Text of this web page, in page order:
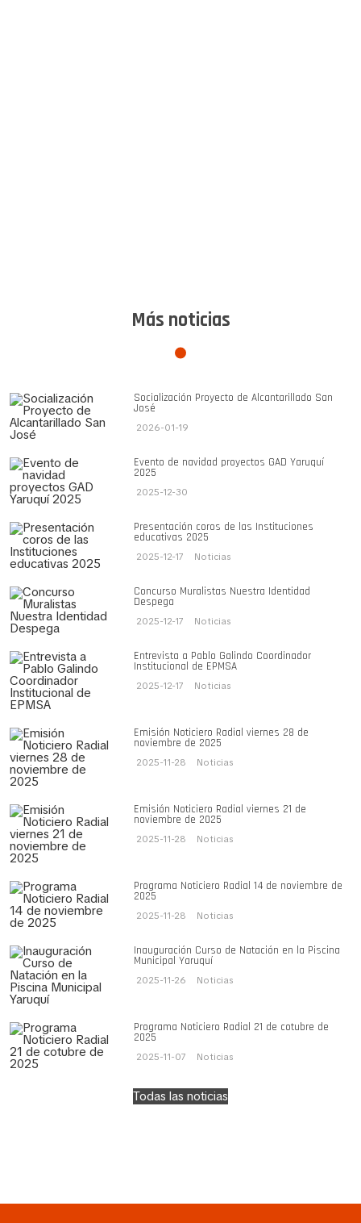
Más noticias
Socialización Proyecto de Alcantarillado San
José
2026-01-19
Evento de navidad proyectos GAD Yaruquí
2025
2025-12-30
Presentación coros de las Instituciones
educativas 2025
2025-12-17 Noticias
Concurso Muralistas Nuestra Identidad
Despega
2025-12-17 Noticias
Entrevista a Pablo Galindo Coordinador
Institucional de EPMSA
2025-12-17 Noticias
Emisión Noticiero Radial viernes 28 de
noviembre de 2025
2025-11-28 Noticias
Emisión Noticiero Radial viernes 21 de
noviembre de 2025
2025-11-28 Noticias
Programa Noticiero Radial 14 de noviembre de
2025
2025-11-28 Noticias
Inauguración Curso de Natación en la Piscina
Municipal Yaruquí
2025-11-26 Noticias
Programa Noticiero Radial 21 de cotubre de
2025
2025-11-07 Noticias
Todas las noticias